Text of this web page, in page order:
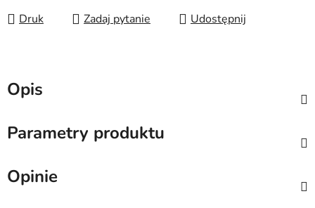
Druk Zadaj pytanie Udostępnij
Opis
Parametry produktu
Opinie